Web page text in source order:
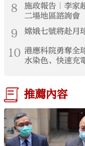
8
施政報告｜李家
二場地區諮詢會
9 嫦娥七號將赴月
10 港應科院勇奪全
水染色、快速充
推薦內容